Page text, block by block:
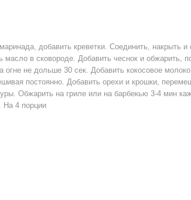
добавить креветки. Соединить, накрыть и
в сковороде. Добавить чеснок и обжарить,
огне не дольше 30 сек. Добавить кокосовое
постоянно. Добавить орехи и крошки,
Обжарить на гриле или на барбекью 3-4 мин
На 4 порции